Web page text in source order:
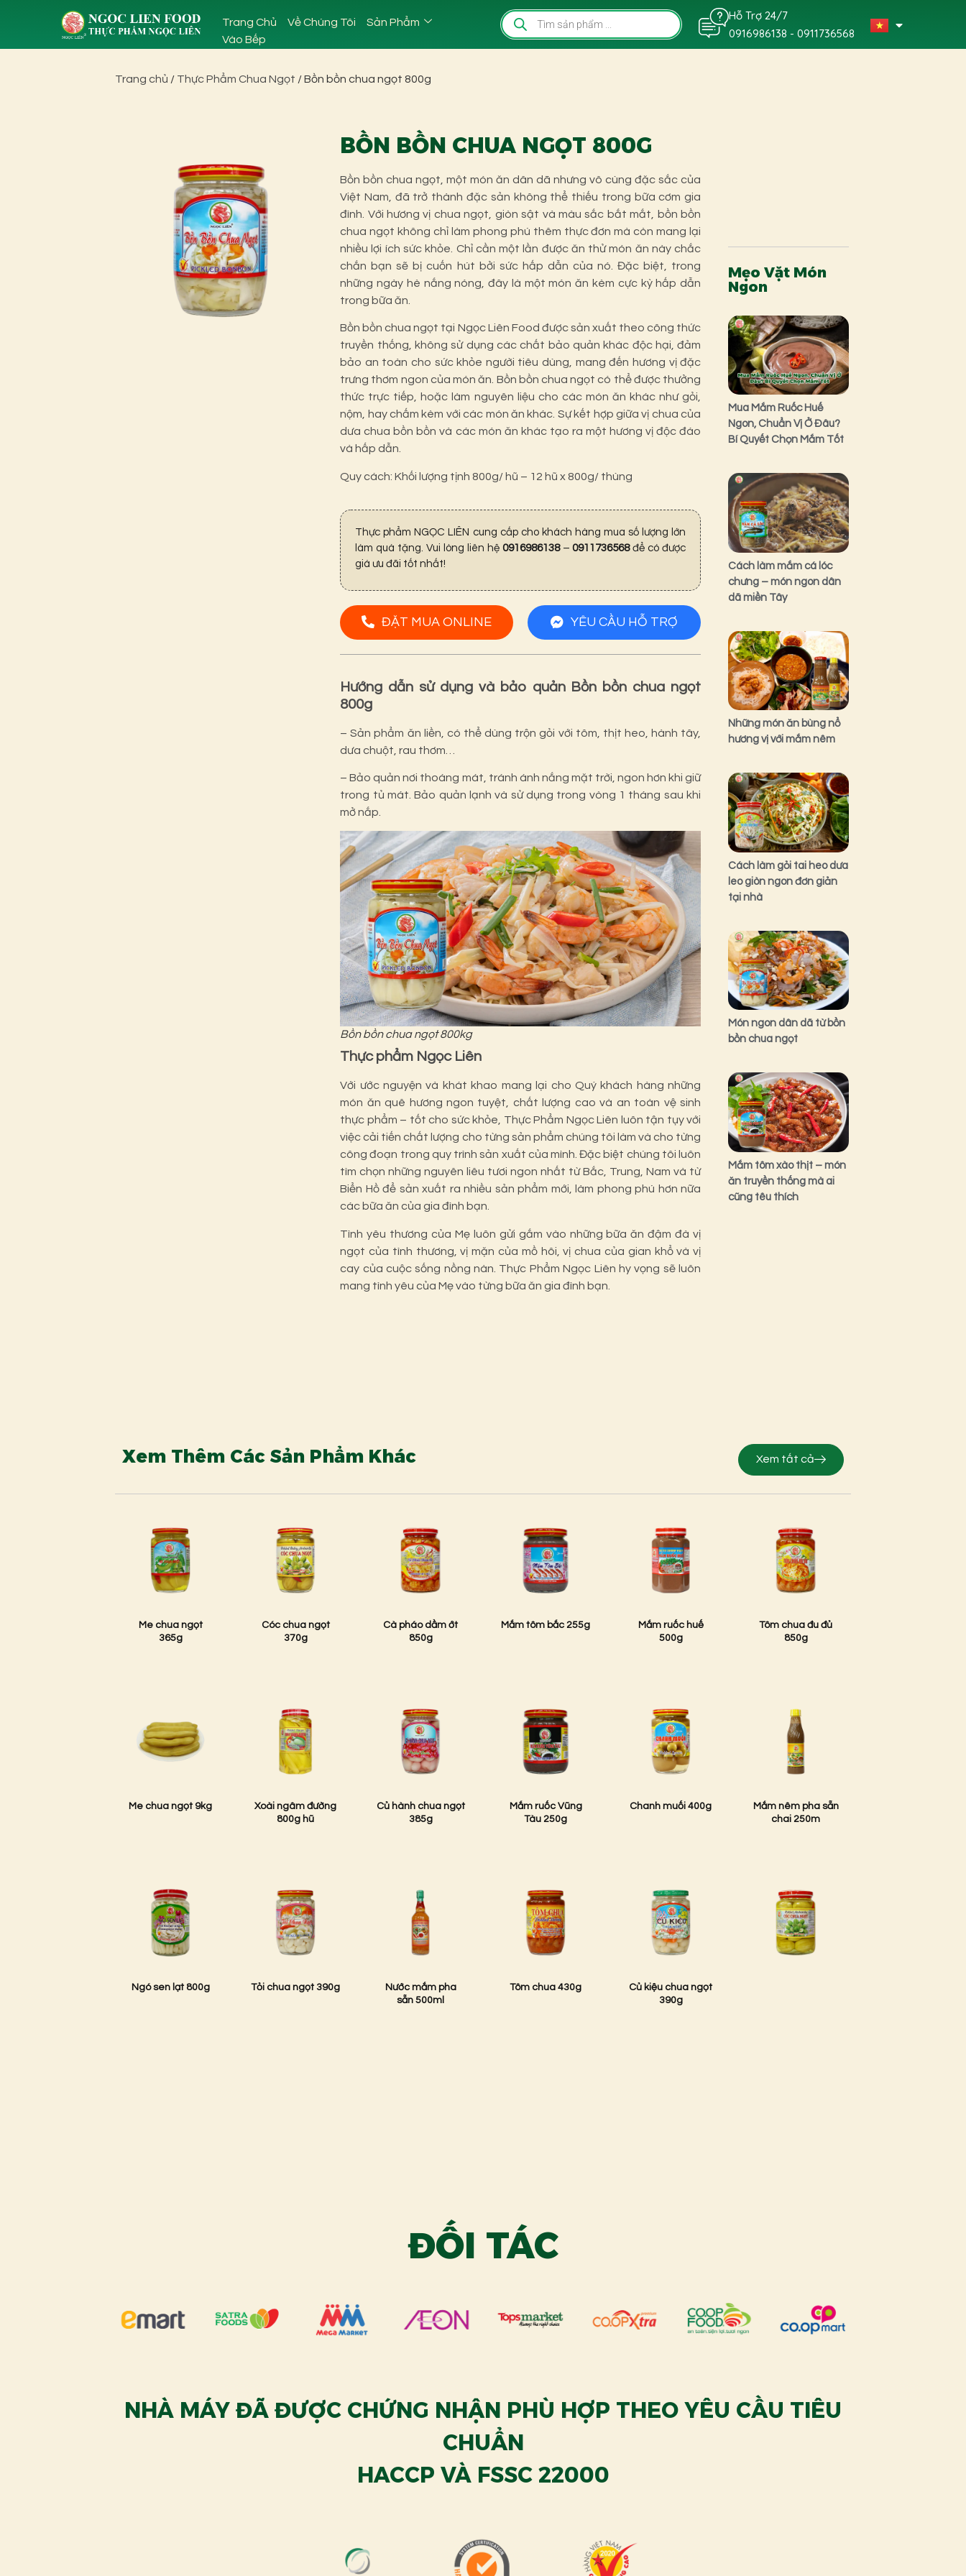
Trang Chủ Về Chúng Tôi
Sản Phẩm
Vào Bếp
Hỗ Trợ 24/7
0916986138 - 0911736568
Trang chủ / Thực Phẩm Chua Ngọt / Bồn bồn chua ngọt 800g
BỒN BỒN CHUA NGỌT 800G
Bồn bồn chua ngọt, một món ăn dân dã nhưng vô cùng đặc sắc của
Việt Nam, đã trở thành đặc sản không thể thiếu trong bữa cơm gia
đình. Với hương vị chua ngọt, giòn sật và màu sắc bắt mắt, bồn bồn
chua ngọt không chỉ làm phong phú thêm thực đơn mà còn mang lại
nhiều lợi ích sức khỏe. Chỉ cần một lần được ăn thử món ăn này chắc
chắn bạn sẽ bị cuốn hút bởi sức hấp dẫn của nó. Đặc biệt, trong
những ngày hè nắng nóng, đây là một món ăn kèm cực kỳ hấp dẫn
trong bữa ăn.
Bồn bồn chua ngọt tại Ngọc Liên Food được sản xuất theo công thức
truyền thống, không sử dụng các chất bảo quản khác độc hại, đảm
bảo an toàn cho sức khỏe người tiêu dùng, mang đến hương vị đặc
trưng thơm ngon của món ăn. Bồn bồn chua ngọt có thể được thưởng
thức trực tiếp, hoặc làm nguyên liệu cho các món ăn khác như gỏi,
nộm, hay chấm kèm với các món ăn khác. Sự kết hợp giữa vị chua của
dưa chua bồn bồn và các món ăn khác tạo ra một hương vị độc đáo
và hấp dẫn.
Quy cách: Khối lượng tịnh 800g/ hũ – 12 hũ x 800g/ thùng
Thực phẩm NGỌC LIÊN cung cấp cho khách hàng mua số lượng lớn
làm quà tặng. Vui lòng liên hệ 0916986138–0911736568để có được
giá ưu đãi tốt nhất!
ĐẶT MUA ONLINE YÊU CẦU HỖ TRỢ
Hướng dẫn sử dụng và bảo quản Bồn bồn chua ngọt
800g
– Sản phẩm ăn liền, có thể dùng trộn gỏi với tôm, thịt heo, hành tây,
dưa chuột, rau thơm…
– Bảo quản nơi thoáng mát, tránh ánh nắng mặt trời, ngon hơn khi giữ
trong tủ mát. Bảo quản lạnh và sử dụng trong vòng 1 tháng sau khi
mở nắp.
Bồn bồn chua ngọt 800kg
Thực phẩm Ngọc Liên
Với ước nguyện và khát khao mang lại cho Quý khách hàng những
món ăn quê hương ngon tuyệt, chất lượng cao và an toàn vệ sinh
thực phẩm – tốt cho sức khỏe, Thực Phẩm Ngọc Liên luôn tận tụy với
việc cải tiến chất lượng cho từng sản phẩm chúng tôi làm và cho từng
công đoạn trong quy trình sản xuất của mình. Đặc biệt chúng tôi luôn
tìm chọn những nguyên liêu tươi ngon nhất từ Bắc, Trung, Nam và từ
Biển Hồ để sản xuất ra nhiều sản phẩm mới, làm phong phú hơn nữa
các bữa ăn của gia đình bạn.
Tình yêu thương của Mẹ luôn gửi gắm vào những bữa ăn đậm đà vị
ngọt của tình thương, vị mặn của mồ hôi, vị chua của gian khổ và vị
cay của cuộc sống nồng nàn. Thực Phẩm Ngọc Liên hy vọng sẽ luôn
mang tình yêu của Mẹ vào từng bữa ăn gia đình bạn.
Mẹo Vặt Món
Ngon
Mua Mắm Ruốc Huế
Ngon, Chuẩn Vị Ở Đâu?
Bí Quyết Chọn Mắm Tốt
Cách làm mắm cá lóc
chưng – món ngon dân
dã miền Tây
Những món ăn bùng nổ
hương vị với mắm nêm
Cách làm gỏi tai heo dưa
leo giòn ngon đơn giản
tại nhà
Món ngon dân dã từ bồn
bồn chua ngọt
Mắm tôm xào thịt – món
ăn truyền thống mà ai
cũng têu thích
Xem Thêm Các Sản Phẩm Khác Xem tất cả
Me chua ngọt
365g
Cóc chua ngọt
370g
Cà pháo dầm ớt
850g
Mắm tôm bắc 255g
Mắm ruốc huế
500g
Tôm chua đu đủ
850g
Me chua ngọt 9kg
Xoài ngâm đường
800g hũ
Củ hành chua ngọt
385g
Mắm ruốc Vũng
Tàu 250g
Chanh muối 400g
Mắm nêm pha sẵn
chai 250m
Ngó sen lạt 800g Tỏi chua ngọt 390g
Nước mắm pha
sẵn 500ml
Tôm chua 430g
Củ kiệu chua ngọt
390g
ĐỐI TÁC
NHÀ MÁY ĐÃ ĐƯỢC CHỨNG NHẬN PHÙ HỢP THEO YÊU CẦU TIÊU
CHUẨN
HACCP VÀ FSSC 22000